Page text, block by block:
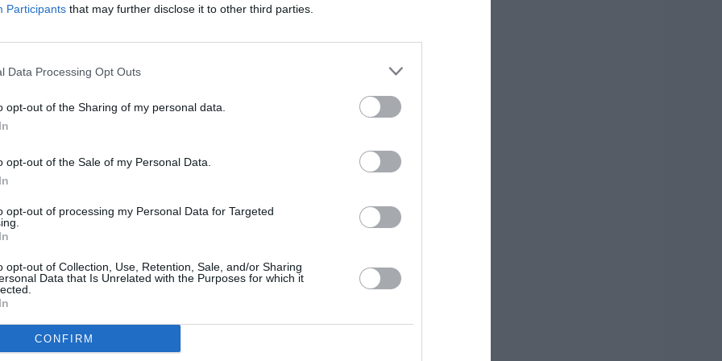
Participants that may further disclose it to other third parties.
Data Processing Opt Outs
opt-out of the Sharing of my personal data.
opt-out of the Sale of my Personal Data.
opt-out of processing my Personal Data for Targeted
opt-out of Collection, Use, Retention, Sale, and/or Sharing
Data that Is Unrelated with the Purposes for which it
CONFIRM
παραπέμπονται στις Επαναληπτικές Πανελλαδικές
Μηχανογραφικό Δελτίο με τις προτιμήσεις τους,
και θα μπορέσουν να αποκτήσουν προσωπικό κωδικό
Εξετάσεις ΓΕΛ ή ΕΠΑΛ 2026
Παιδείας, την Τετάρτη 8 Ιουλίου 2026 θα
Συμμετοχής για όσους συμμετείχαν στις
ή των ΕΠΑΛ. Η Βεβαίωση Συμμετοχής περιλαμβάνει
εξεταζόμενων μαθημάτων (Γενικής Παιδείας,
Μουσικά Μαθήματα).
τη βεβαίωση συμμετοχής τους από το ΓΕΛ ή ΕΠΑΛ,
τις πανελλαδικές εξετάσεις.